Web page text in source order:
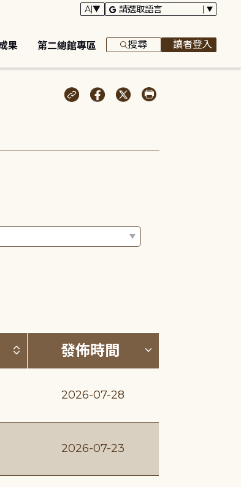
果 第二總館專區 搜尋 讀者登入
)按發布單位排序 (升降冪)
發佈時間 按發佈時間
2026-07-28
2026-07-23